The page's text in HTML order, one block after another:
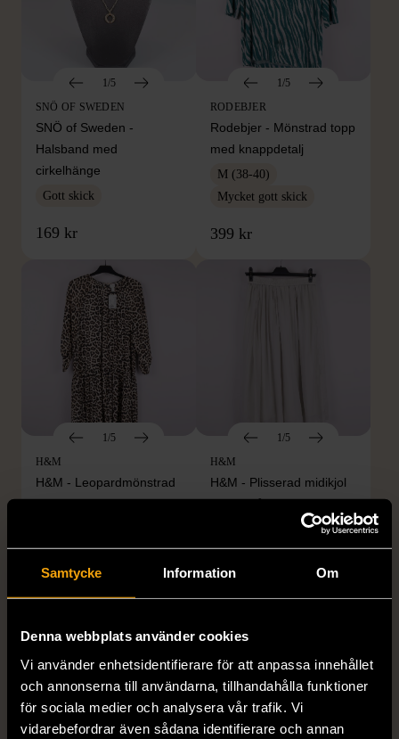
Samtycke Information Om
Denna webbplats använder cookies
Vi använder enhetsidentifierare för att anpassa innehållet
och annonserna till användarna, tillhandahålla funktioner
för sociala medier och analysera vår trafik. Vi
vidarebefordrar även sådana identifierare och annan
1/5
SNÖ OF SWEDEN
SNÖ of Sweden -
Halsband med
cirkelhänge
Gott skick
169 kr
1/5
RODEBJER
Rodebjer - Mönstrad topp
med knappdetalj
M (38-40)
Mycket gott skick
399 kr
1/5
H&M
H&M - Leopardmönstrad
volangklänning
99 kr
1/5
H&M
H&M - Plisserad midikjol
med resårmidja -
M (38-40) Gott skick